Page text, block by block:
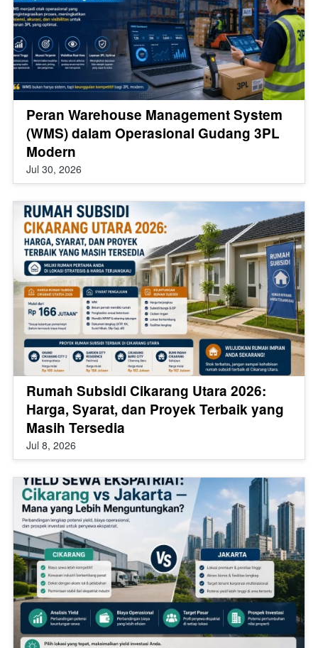
Peran Warehouse Management System
(WMS) dalam Operasional Gudang 3PL
Modern
Jul 30, 2026
Rumah Subsidi Cikarang Utara 2026:
Harga, Syarat, dan Proyek Terbaik yang
Masih Tersedia
Jul 8, 2026